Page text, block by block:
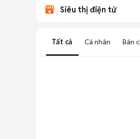
Siêu thị điện tử
Tất cả Cá nhân Bán